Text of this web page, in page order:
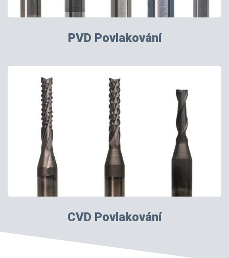
PVD Povlakování
CVD Povlakování